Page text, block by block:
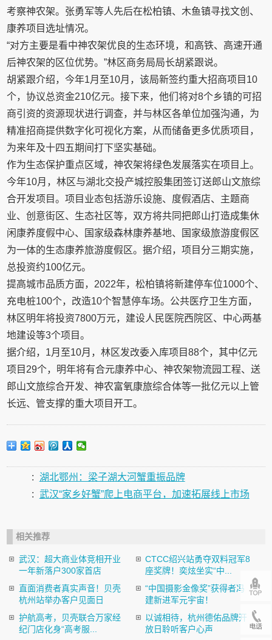
考察神农架。张勇军等人先后在松柏镇、木鱼镇寻找文创、
康养项目选址情况。
“对方主要是看中神农架优良的生态环境，和高铁、高速开通
后神农架的区位优势。”林区商务局局长胡紧跟说。
胡紧跟介绍，今年1月至10月，该局新签约重大招商项目10
个，协议总资金210亿元。接下来，他们将对8个乡镇的可招
商引资的资源现状进行调查，并与林区各单位加强沟通，为
精准招商提供数字化可视化方案，从而储备更多优质项目，
为来年及十四五期间打下坚实基础。
作为生态保护重点区域，神农架将绿色发展落实在项目上。
今年10月，林区与湖北交投产城控股集团签订送郎山文旅综
合开发项目。项目业态包括游乐设施、度假酒店、主题商
业、创意街区、生态社区等，双方将共同把郎山打造成集休
闲康养度假中心、国家级森林康养基地、国家级旅游度假区
为一体的生态康养旅游度假区。据介绍，项目分三期实施，
总投资约100亿元。
提高城市品质方面，2022年，松柏镇将新建停车位1000个、
充电桩100个，改造10个智慧停车场。公共医疗卫生方面，
林区明年将投资7800万元，建设人民医院西院区、中心两基
地建设等3个项目。
据介绍，1月至10月，林区发改委入库项目88个，其中亿元
项目29个，明年将有合元康养中心、神农架物流园工程、送
郎山文旅综合开发、神农富氧康旅综合体等一批亿元以上管
长远、管支撑的重大项目开工。
: 湖北鄂州：梁子湖大河蟹重振品牌
: 武汉“家乡好蟹”爬上电商平台，加速拓展线上市场
相关推荐
武汉：超大商业体竞相开业
一年新落户300家首店
CTCC绍兴站勇夺双料冠军8
座奖牌！奕炫坐实“中...
直面消费者真实声音！贝壳
杭州站举办客户见面日
“中国摄影金像奖”获得者冯
建新进军元宇宙！
护航高考，贝壳联合万家经
纪门店化身“高考服...
以诚相待，杭州德佑品牌开
放日聆听客户心声